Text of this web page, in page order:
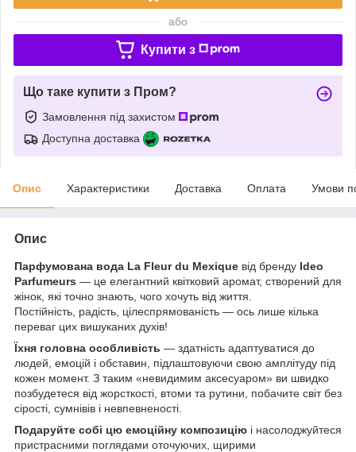
або
Купити з
Що таке купити з Пром?
Замовлення під захистом
Доступна доставка
Опис Характеристики Доставка Оплата Умови
Опис
Парфумована вода La Fleur du Mexique від бренду Ideo
Parfumeurs — це елегантний квітковий аромат, створений для
жінок, які точно знають, чого хочуть від життя.
Постійність, радість, цілеспрямованість — ось лише кілька
переваг цих вишуканих духів!
Їхня головна особливість — здатність адаптуватися до
людей, емоцій і обставин, підлаштовуючи свою амплітуду під
кожен момент. З таким «невидимим аксесуаром» ви швидко
позбудетеся від жорсткості, втоми та рутини, побачите світ без
сірості, сумнівів і невпевненості.
Подаруйте собі цю емоційну композицію і насолоджуйтеся
пристрасними поглядами оточуючих, щирими